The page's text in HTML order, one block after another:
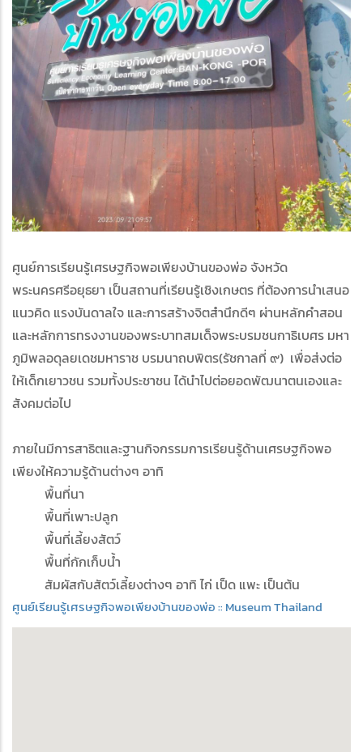
ศูนย์การเรียนรู้เศรษฐกิจพอเพียงบ้านของพ่อ จังหวัด
พระนครศรีอยุธยา เป็นสถานที่เรียนรู้เชิงเกษตร ที่ต้องการนำเสนอ
แนวคิด แรงบันดาลใจ และการสร้างจิตสำนึกดีๆ ผ่านหลักคำสอน
และหลักการทรงงานของพระบาทสมเด็จพระบรมชนกาธิเบศร มหา
ภูมิพลอดุลยเดชมหาราช บรมนาถบพิตร(รัชกาลที่ ๙) เพื่อส่งต่อ
ให้เด็กเยาวชน รวมทั้งประชาชน ได้นำไปต่อยอดพัฒนาตนเองและ
สังคมต่อไป
ภายในมีการสาธิตและฐานกิจกรรมการเรียนรู้ด้านเศรษฐกิจพอ
เพียงให้ความรู้ด้านต่างๆ อาทิ
พื้นที่นา
พื้นที่เพาะปลูก
พื้นที่เลี้ยงสัตว์
พื้นที่กักเก็บน้ำ
สัมผัสกับสัตว์เลี้ยงต่างๆ อาทิ ไก่ เป็ด แพะ เป็นต้น
ศูนย์เรียนรู้เศรษฐกิจพอเพียงบ้านของพ่อ :: Museum Thailand